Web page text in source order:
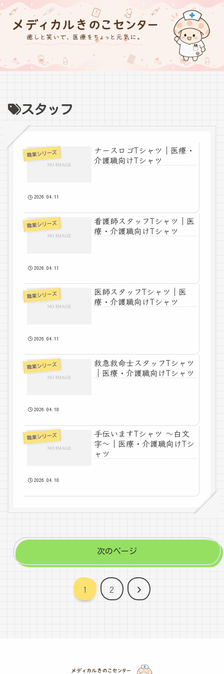
スタッフ
職業シリーズ
ナースロゴTシャツ｜医療・
介護職向けTシャツ
2026.04.11
職業シリーズ
看護師スタッフTシャツ｜医
療・介護職向けTシャツ
2026.04.11
職業シリーズ
医師スタッフTシャツ｜医
療・介護職向けTシャツ
2026.04.11
職業シリーズ
救急救命士スタッフTシャツ
｜医療・介護職向けTシャツ
2026.04.10
職業シリーズ
手伝いますTシャツ 〜白文
字〜｜医療・介護職向けTシ
ャツ
2026.04.10
次のページ
1 2
次